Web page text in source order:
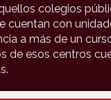
colegios
cuentan con
a más de un
de esos centros